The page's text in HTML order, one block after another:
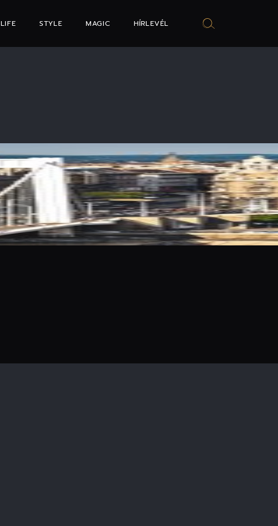
LIFE STYLE MAGIC HÍRLEVÉL